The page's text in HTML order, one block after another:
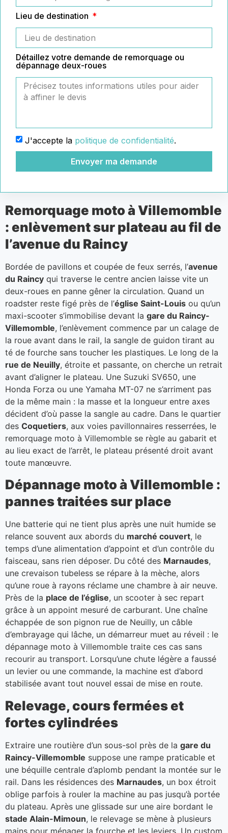
Lieu de destination
Détaillez votre demande de remorquage ou
dépannage deux-roues
J'accepte la politique de confidentialité.
Envoyer ma demande
Remorquage moto à Villemomble
: enlèvement sur plateau au fil de
l’avenue du Raincy
Bordée de pavillons et coupée de feux serrés, l’avenue
du Raincy qui traverse le centre ancien laisse vite un
deux-roues en panne gêner la circulation. Quand un
roadster reste figé près de l’église Saint-Louis ou qu’un
maxi-scooter s’immobilise devant la gare du Raincy-
Villemomble, l’enlèvement commence par un calage de
la roue avant dans le rail, la sangle de guidon tirant au
té de fourche sans toucher les plastiques. Le long de la
rue de Neuilly, étroite et passante, on cherche un retrait
avant d’aligner le plateau. Une Suzuki SV650, une
Honda Forza ou une Yamaha MT-07 ne s’arriment pas
de la même main : la masse et la longueur entre axes
décident d’où passe la sangle au cadre. Dans le quartier
des Coquetiers, aux voies pavillonnaires resserrées, le
remorquage moto à Villemomble se règle au gabarit et
au lieu exact de l’arrêt, le plateau présenté droit avant
toute manœuvre.
Dépannage moto à Villemomble :
pannes traitées sur place
Une batterie qui ne tient plus après une nuit humide se
relance souvent aux abords du marché couvert, le
temps d’une alimentation d’appoint et d’un contrôle du
faisceau, sans rien déposer. Du côté des Marnaudes,
une crevaison tubeless se répare à la mèche, alors
qu’une roue à rayons réclame une chambre à air neuve.
Près de la place de l’église, un scooter à sec repart
grâce à un appoint mesuré de carburant. Une chaîne
échappée de son pignon rue de Neuilly, un câble
d’embrayage qui lâche, un démarreur muet au réveil : le
dépannage moto à Villemomble traite ces cas sans
recourir au transport. Lorsqu’une chute légère a faussé
un levier ou une commande, la machine est d’abord
stabilisée avant tout nouvel essai de mise en route.
Relevage, cours fermées et
fortes cylindrées
Extraire une routière d’un sous-sol près de la gare du
Raincy-Villemomble suppose une rampe praticable et
une béquille centrale d’aplomb pendant la montée sur le
rail. Dans les résidences des Marnaudes, un box étroit
oblige parfois à rouler la machine au pas jusqu’à portée
du plateau. Après une glissade sur une aire bordant le
stade Alain-Mimoun, le relevage se mène à plusieurs
mains pour ménager la fourche et les leviers. Un custom